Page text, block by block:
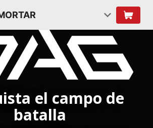
el campo de
batalla